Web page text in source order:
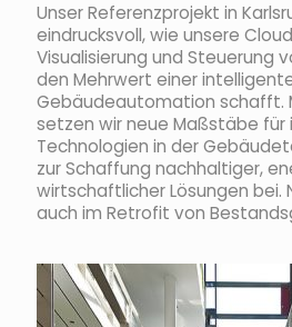
Unser Referenzprojekt in
eindrucksvoll, wie unsere
Visualisierung und Steuerung
den Mehrwert einer
Gebäudeautomation schafft.
setzen wir neue Maßstäbe für
Technologien in der
zur Schaffung nachhaltiger,
wirtschaftlicher Lösungen bei.
auch im Retrofit von